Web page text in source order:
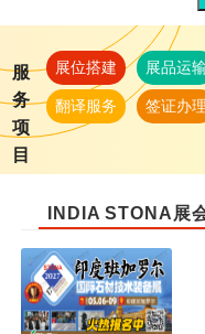
服
务
项
目
展位搭建 展品运
翻译服务 签证办理
INDIA STONA展